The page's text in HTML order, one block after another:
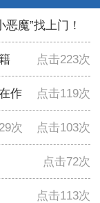
魔”找上门！
点击223次
点击119次
作
点击103次
次
点击72次
点击113次